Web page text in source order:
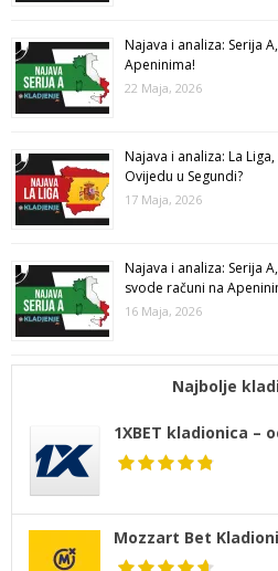
Najava i analiza: Serija
Apeninima!
22 Maja, 2026
Najava i analiza: La
Ovijedu u Segundi?
17 Maja, 2026
Najava i analiza: Serija
svode računi na
16 Maja, 2026
Najbolje
1XBET kladionica –
Mozzart Bet